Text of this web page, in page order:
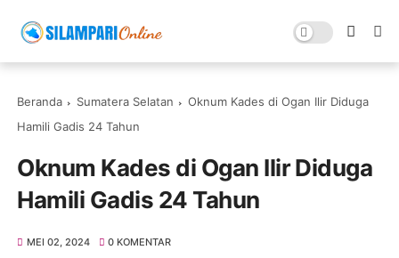
Beranda Sumatera Selatan
Oknum Kades di Ogan Ilir Diduga
Hamili Gadis 24 Tahun
Oknum Kades di Ogan Ilir Diduga
Hamili Gadis 24 Tahun
MEI 02, 2024 0 KOMENTAR